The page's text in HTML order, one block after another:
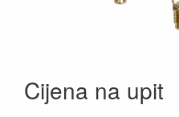
Cijena na upit